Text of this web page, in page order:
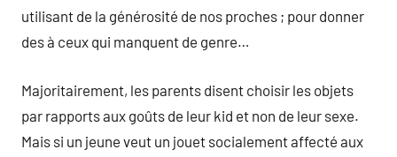
utilisant de la générosité de nos proches ; pour donner
des à ceux qui manquent de genre…
Majoritairement, les parents disent choisir les objets
par rapports aux goûts de leur kid et non de leur sexe.
Mais si un jeune veut un jouet socialement affecté aux